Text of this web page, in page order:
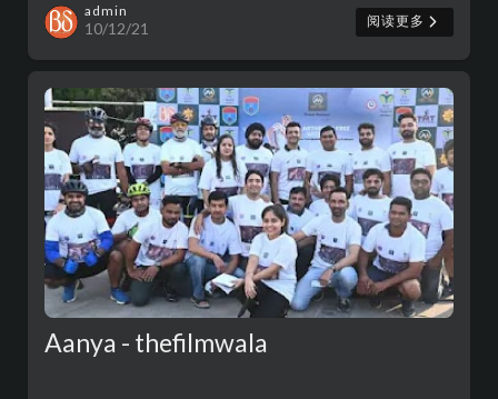
admin
10/12/21 阅读更多
Aanya - thefilmwala